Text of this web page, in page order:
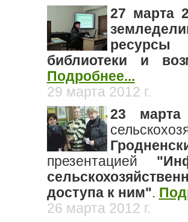
27 марта
ресурсы
библиотеки и
Подробнее...
29 марта 2012 г.
23
презентацией
доступа к ним".
26 марта 2012 г.